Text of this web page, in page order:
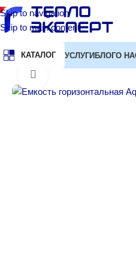
Skip to navigation
Skip to main content
КАТАЛОГ УСЛУГИБЛОГО
Главная